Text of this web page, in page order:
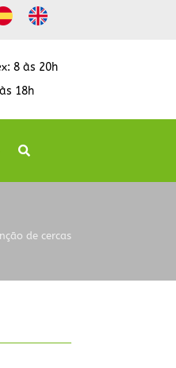
8 às 20h
18h
de cercas